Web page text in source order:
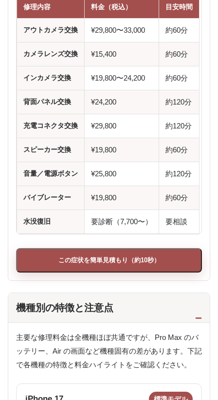
修理内容 料金（税込） 目安時間
アウトカメラ交換 ¥29,800〜33,000 約60分
カメラレンズ交換 ¥15,400 約60分
インカメラ交換 ¥19,800〜24,200 約60分
背面パネル交換 ¥24,200 約120分
充電コネクタ交換 ¥29,800 約120分
スピーカー交換 ¥19,800 約60分
音量／電源ボタン ¥25,800 約120分
バイブレーター ¥19,800 約60分
水没復旧 要診断（7,700〜） 要相談
この症状を簡単見積もり（約10秒）
機種別の特徴と注意点
主要な修理料金は全機種ほぼ共通ですが、Pro Max のバ
ッテリー、Air の画面など機種固有の差があります。下記
で各機種の特徴と料金ハイライトをご確認ください。